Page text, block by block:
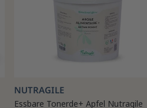
NUTRAGILE
Essbare Tonerde+ Apfel Nutragile